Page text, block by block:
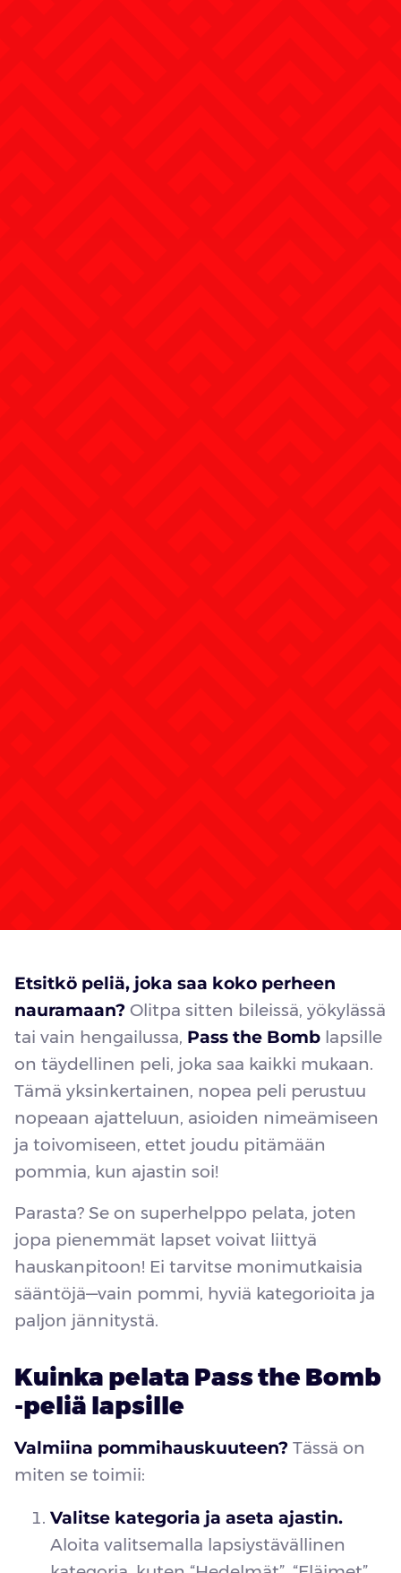
Etsitkö peliä, joka saa koko perheen
nauramaan? Olitpa sitten bileissä, yökylässä
tai vain hengailussa, Pass the Bomb lapsille
on täydellinen peli, joka saa kaikki mukaan.
Tämä yksinkertainen, nopea peli perustuu
nopeaan ajatteluun, asioiden nimeämiseen
ja toivomiseen, ettet joudu pitämään
pommia, kun ajastin soi!
Parasta? Se on superhelppo pelata, joten
jopa pienemmät lapset voivat liittyä
hauskanpitoon! Ei tarvitse monimutkaisia
sääntöjä—vain pommi, hyviä kategorioita ja
paljon jännitystä.
Kuinka pelata Pass the Bomb
-peliä lapsille
Valmiina pommihauskuuteen? Tässä on
miten se toimii:
Valitse kategoria ja aseta ajastin.
Aloita valitsemalla lapsiystävällinen